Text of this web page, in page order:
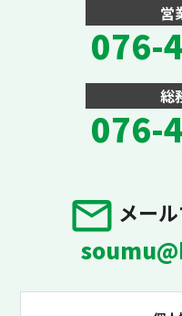
営
076-
総
076-
メー